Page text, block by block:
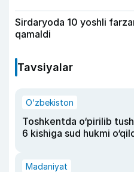
Sirdaryoda 10 yoshli
qamaldi
Tavsiyalar
O‘zbekiston
Toshkentda o‘pirilib
6 kishiga sud hukmi
Madaniyat